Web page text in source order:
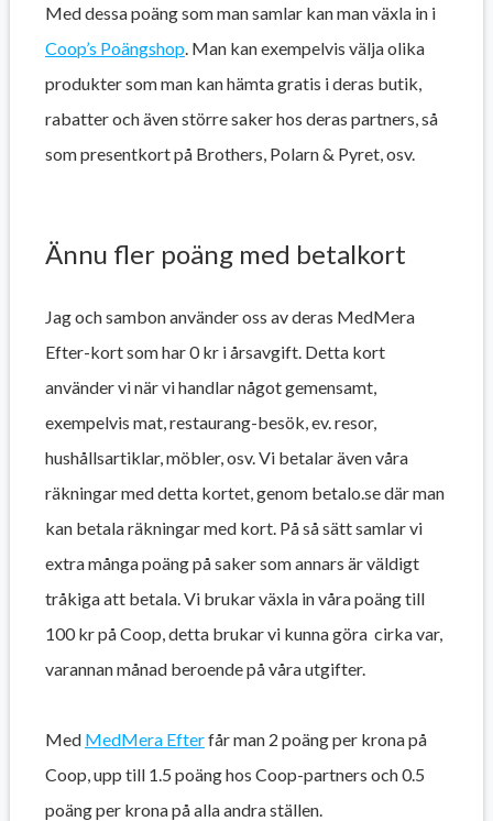
Med dessa poäng som man samlar kan man växla in i
Coop’s Poängshop. Man kan exempelvis välja olika
produkter som man kan hämta gratis i deras butik,
rabatter och även större saker hos deras partners, så
som presentkort på Brothers, Polarn & Pyret, osv.
Ännu fler poäng med betalkort
Jag och sambon använder oss av deras MedMera
Efter-kort som har 0 kr i årsavgift. Detta kort
använder vi när vi handlar något gemensamt,
exempelvis mat, restaurang-besök, ev. resor,
hushållsartiklar, möbler, osv. Vi betalar även våra
räkningar med detta kortet, genom betalo.se där man
kan betala räkningar med kort. På så sätt samlar vi
extra många poäng på saker som annars är väldigt
tråkiga att betala. Vi brukar växla in våra poäng till
100 kr på Coop, detta brukar vi kunna göra cirka var,
varannan månad beroende på våra utgifter.
Med MedMera Efterfår man 2 poäng per krona på
Coop, upp till 1.5 poäng hos Coop-partners och 0.5
poäng per krona på alla andra ställen.